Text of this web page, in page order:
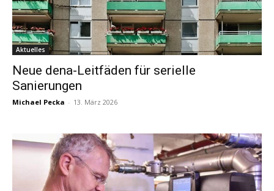
Aktuelles
Neue dena-Leitfäden für serielle
Sanierungen
Michael Pecka - 13. März 2026